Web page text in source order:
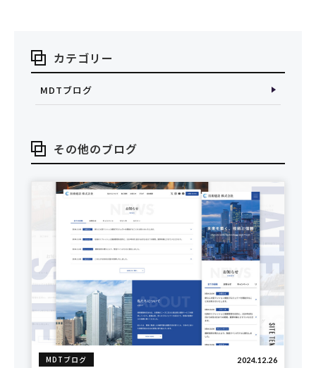
カテゴリー
MDTブログ
その他のブログ
MDTブログ 2024.12.26